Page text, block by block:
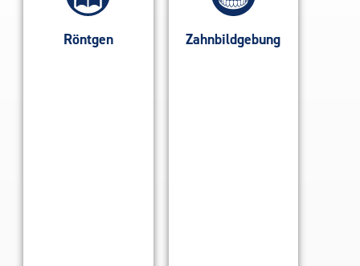
Röntgen Zahnbildgebung